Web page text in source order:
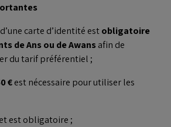
carte d’identité estobligatoire
de Ans ou de Awansafin de
du tarif préférentiel ;
€est nécessaire pour utiliser les
est obligatoire ;